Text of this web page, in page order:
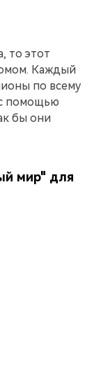
то этот
Каждый
по всему
помощью
бы они
мир" для